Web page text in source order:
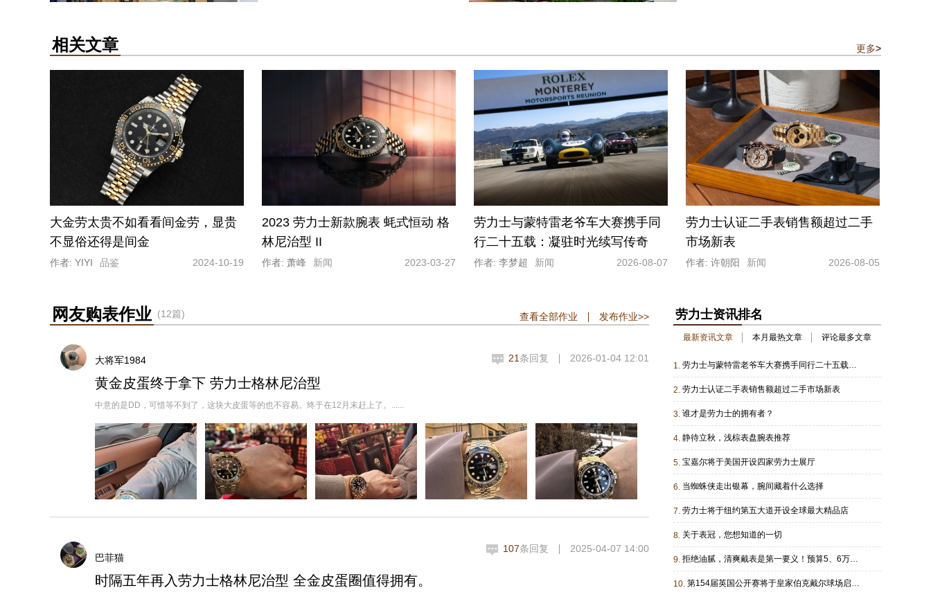
相关文章 更多>
大金劳太贵不如看看间金劳，显贵
不显俗还得是间金
作者: YIYI 品鉴 2024-10-19
2023 劳力士新款腕表 蚝式恒动 格
林尼治型 II
作者: 萧峰 新闻 2023-03-27
劳力士与蒙特雷老爷车大赛携手同
行二十五载：凝驻时光续写传奇
作者: 李梦超 新闻 2026-08-07
劳力士认证二手表销售额超过二手
市场新表
作者: 许朝阳 新闻 2026-08-05
网友购表作业 (12篇) 查看全部作业 发布作业>>
大将军1984
黄金皮蛋终于拿下 劳力士格林尼治型
中意的是DD，可惜等不到了，这块大皮蛋等的也不容易。终于在12月末赶上了。......
21 条回复 2026-01-04 12:01
巴菲猫
时隔五年再入劳力士格林尼治型 全金皮蛋圈值得拥有。
107条回复 2025-04-07 14:00
劳力士资讯排名
最新资讯文章 本月最热文章 评论最多文章
1. 劳力士与蒙特雷老爷车大赛携手同行二十五载：凝驻时光续写传奇
2. 劳力士认证二手表销售额超过二手市场新表
3. 谁才是劳力士的拥有者？
4. 静待立秋，浅棕表盘腕表推荐
5. 宝嘉尔将于美国开设四家劳力士展厅
6. 当蜘蛛侠走出银幕，腕间藏着什么选择
7. 劳力士将于纽约第五大道开设全球最大精品店
8. 关于表冠，您想知道的一切
9. 拒绝油腻，清爽戴表是第一要义！预算5、6万的进
10. 第154届英国公开赛将于皇家伯克戴尔球场启幕把握时机方能精准致胜